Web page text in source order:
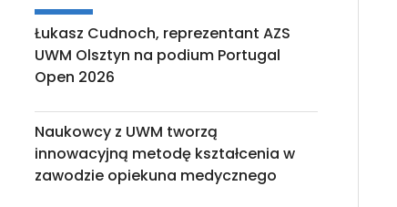
Łukasz Cudnoch, reprezentant AZS
UWM Olsztyn na podium Portugal
Open 2026
Naukowcy z UWM tworzą
innowacyjną metodę kształcenia w
zawodzie opiekuna medycznego